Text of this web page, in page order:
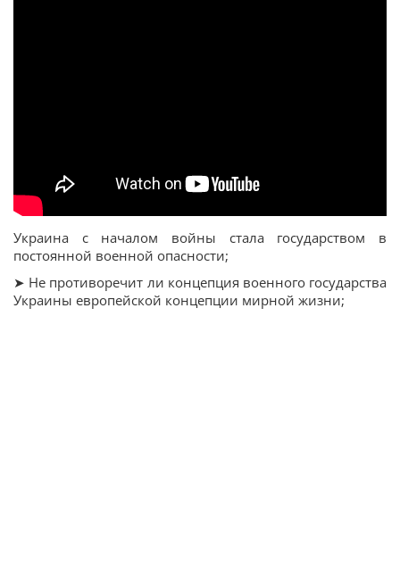
Украина с началом войны стала государством в
постоянной военной опасности;
➤ Не противоречит ли концепция военного государства
Украины европейской концепции мирной жизни;